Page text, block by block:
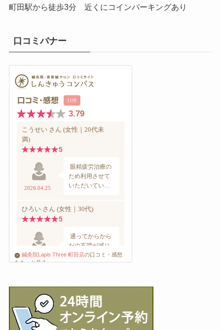
町田駅から徒歩3分 近くにコインパーキングあり
口コミバナー
鍼灸院Lapis Three 町田店の口コミ・感想
をもっと見る